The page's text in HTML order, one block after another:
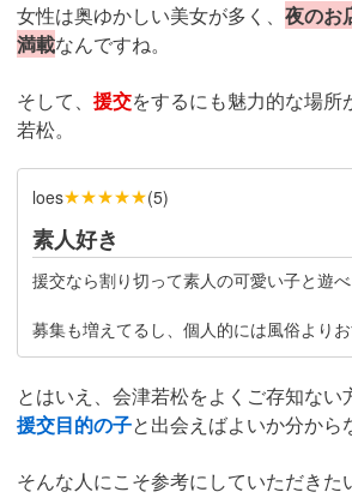
女性は奥ゆかしい美女が多く、 夜のお
満載なんですね。
そして、 援交をするにも魅力的な場
若松。
loes★★★★★(5)
素人好き
援交なら割り切って素人の可愛い子と遊べ
募集も増えてるし、個人的には風俗よりお
とはいえ、会津若松をよくご存知ない
援交目的の子と出会えばよいか分から
そんな人にこそ参考にしていただきた